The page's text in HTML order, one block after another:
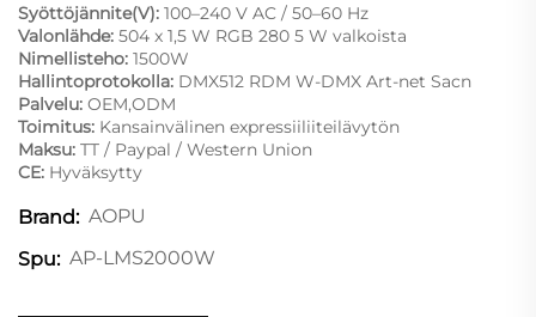
Syöttöjännite(V): 100–240 V AC / 50–60 Hz
Valonlähde: 504 x 1,5 W RGB 280 5 W valkoista
Nimellisteho: 1500W
Hallintoprotokolla: DMX512 RDM W-DMX Art-net Sacn
Palvelu: OEM,ODM
Toimitus: Kansainvälinen expressiiliiteilävytön
Maksu: TT / Paypal / Western Union
CE: Hyväksytty
Brand: AOPU
Spu: AP-LMS2000W